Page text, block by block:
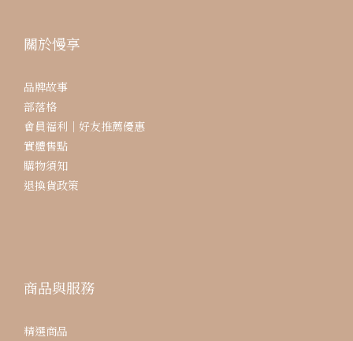
關於慢享
品牌故事
部落格
會員福利｜好友推薦優惠
實體售點
購物須知
退換貨政策
商品與服務
精選商品